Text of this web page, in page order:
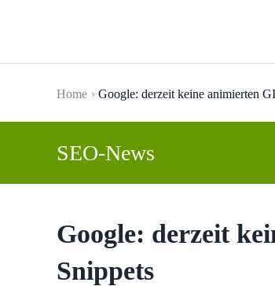
Home Google: derzeit keine animierten
SEO-News
Google: derzeit
Snippets